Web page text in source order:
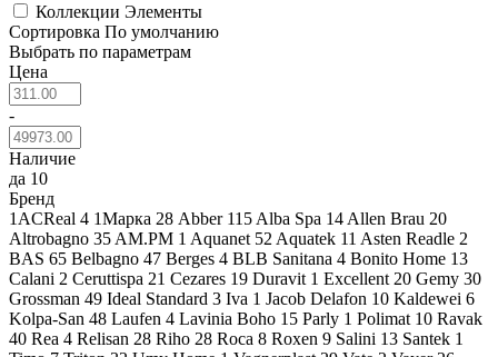
Коллекции Элементы
Сортировка По умолчанию
Выбрать по параметрам
Цена
-
Наличие
да 10
Бренд
1ACReal 4 1Марка 28 Abber 115 Alba Spa 14 Allen Brau 20
Altrobagno 35 AM.PM 1 Aquanet 52 Aquatek 11 Asten Readle 2
BAS 65 Belbagno 47 Berges 4 BLB Sanitana 4 Bonito Home 13
Calani 2 Ceruttispa 21 Cezares 19 Duravit 1 Excellent 20 Gemy 30
Grossman 49 Ideal Standard 3 Iva 1 Jacob Delafon 10 Kaldewei 6
Kolpa-San 48 Laufen 4 Lavinia Boho 15 Parly 1 Polimat 10 Ravak
40 Rea 4 Relisan 28 Riho 28 Roca 8 Roxen 9 Salini 13 Santek 1